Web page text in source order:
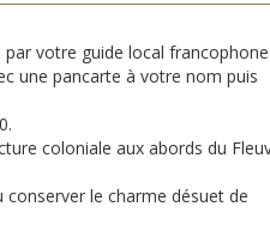
votre guide local
une pancarte à votre nom puis
coloniale aux abords du
le charme désuet de